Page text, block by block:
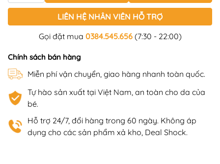
LIÊN HỆ NHÂN VIÊN HỖ TRỢ
Gọi đặt mua 0384.545.656(7:30 - 22:00)
Chính sách bán hàng
Miễn phí vận chuyển, giao hàng nhanh toàn quốc.
Tự hào sản xuất tại Việt Nam, an toàn cho da của
bé.
Hỗ trợ 24/7, đổi hàng trong 60 ngày. Không áp
dụng cho các sản phẩm xả kho, Deal Shock.